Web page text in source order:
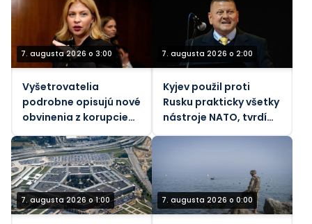
7. augusta 2026 o 3:00
Vyšetrovatelia
podrobne opisujú nové
obvinenia z korupcie
veľvyslankyni v USA
7. augusta 2026 o 2:00
Kyjev použil proti
Rusku prakticky všetky
nástroje NATO, tvrdí
7. augusta 2026 o 1:00 7. augusta 2026 o 0:00